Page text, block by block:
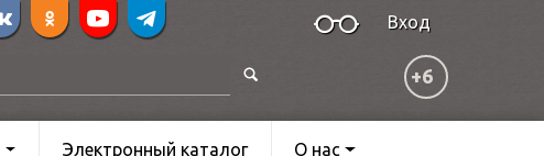
Вход
+6
Электронный каталог О нас